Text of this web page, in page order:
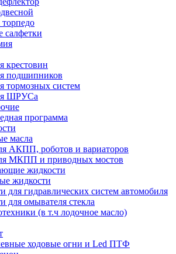
крестовин
подшипников
тормозных систем
ШРУСа
программа
масла
АКПП, роботов и вариаторов
МКПП и приводных мостов
жидкости
жидкости
для гидравлических систем автомобиля
для омывателя стекла
(в т.ч лодочное масло)
ходовые огни и Led ПТФ